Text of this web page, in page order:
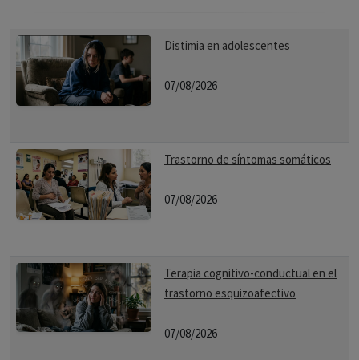
Distimia en adolescentes
07/08/2026
Trastorno de síntomas somáticos
07/08/2026
Terapia cognitivo-conductual en el
trastorno esquizoafectivo
07/08/2026